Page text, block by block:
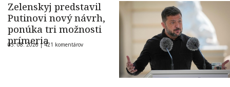
Zelenskyj predstavil
Putinovi nový návrh,
ponúka tri možnosti
prímeria
03. 08. 2026 |421 komentárov